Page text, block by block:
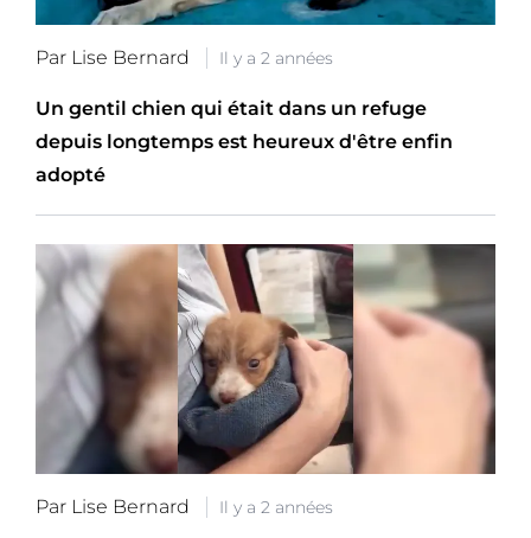
Par Lise Bernard Il y a 2 années
Un gentil chien qui était dans un refuge
depuis longtemps est heureux d'être enfin
adopté
Par Lise Bernard Il y a 2 années